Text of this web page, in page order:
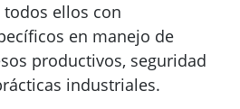
ellos con
en manejo de
productivos, seguridad
industriales.